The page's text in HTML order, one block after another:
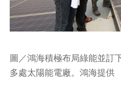
圖／鴻海積極布局綠能並訂
多處太陽能電廠。鴻海提供